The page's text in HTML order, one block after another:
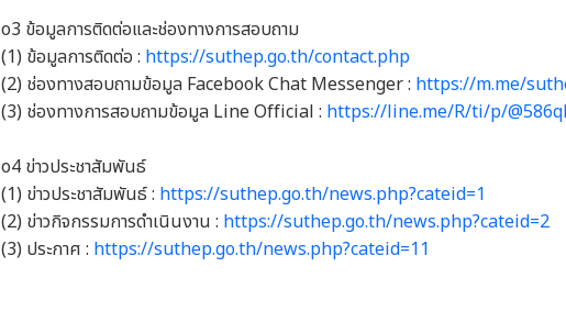
o3 ข้อมูลการติดต่อและช่องทางการสอบถาม
(1) ข้อมูลการติดต่อ : https://suthep.go.th/contact.php
(2) ช่องทางสอบถามข้อมูล Facebook Chat Messenger : https://m.me/
(3) ช่องทางการสอบถามข้อมูล Line Official : https://line.me/R/ti/p/
o4 ข่าวประชาสัมพันธ์
(1) ข่าวประชาสัมพันธ์ : https://suthep.go.th/news.php?cateid=1
(2) ข่าวกิจกรรมการดำเนินงาน : https://suthep.go.th/news.php?cateid=2
(3) ประกาศ : https://suthep.go.th/news.php?cateid=11